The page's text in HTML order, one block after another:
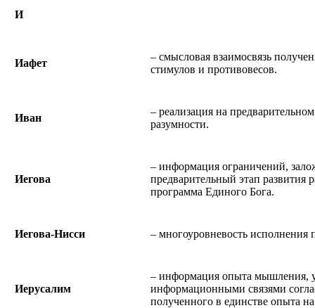
И
Иафет
– смысловая взаимосвязь
стимулов и противовесов.
Иван
– реализация на
разумности.
Иегова
– информация ограничений,
предварительный этап развития
программа Единого Бога.
Иегова-Нисси – многоуровневость исполнения
Иерусалим
– информация опыта мышления,
информационными связями
полученного в единстве опыта